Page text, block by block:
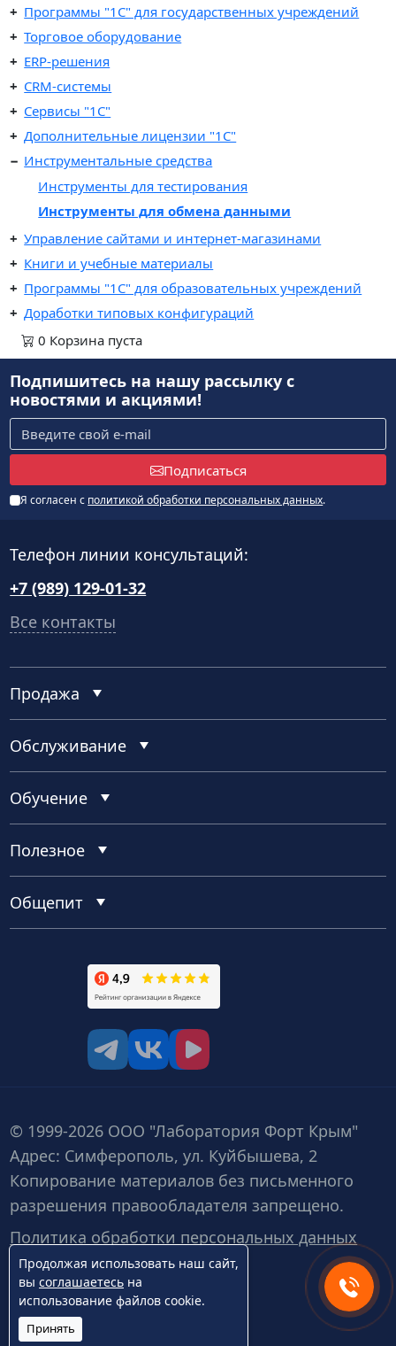
Программы "1С" для государственных учреждений
Торговое оборудование
ERP-решения
CRM-системы
Сервисы "1С"
Дополнительные лицензии "1С"
Инструментальные средства
Инструменты для тестирования
Инструменты для обмена данными
Управление сайтами и интернет-магазинами
Книги и учебные материалы
Программы "1С" для образовательных учреждений
Доработки типовых конфигураций
0 Корзина пуста
Подпишитесь на нашу рассылкус
новостями и акциями!
Подписаться
Я согласен с политикой обработки персональных данных.
Телефон линии консультаций:
+7 (989) 129-01-32
Все контакты
Продажа
Обслуживание
Обучение
Полезное
Общепит
© 1999-2026 ООО "Лаборатория Форт Крым"
Адрес: Симферополь, ул. Куйбышева, 2
Копирование материалов без письменного
разрешения правообладателя запрещено.
Политика обработки персональных данных
Продолжая использовать наш сайт,
вы соглашаетесь на
использование файлов cookie.
Принять